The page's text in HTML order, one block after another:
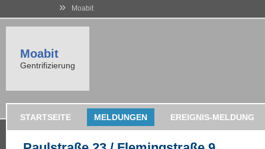
» Moabit
Moabit
Gentrifizierung
STARTSEITE MELDUNGEN EREIGNIS-MELDUNG